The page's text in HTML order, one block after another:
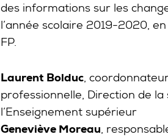
des informations sur les
l’année scolaire 2019-2020,
FP.
Laurent Bolduc,
professionnelle, Direction de
l’Enseignement supérieur
Geneviève Moreau,